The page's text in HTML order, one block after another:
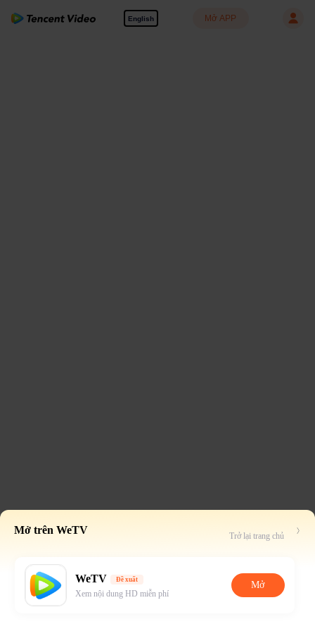
English Mở APP
Mở trên WeTV Trở lại trang chủ
WeTV Đề xuất
Xem nội dung HD miễn phí
Mở